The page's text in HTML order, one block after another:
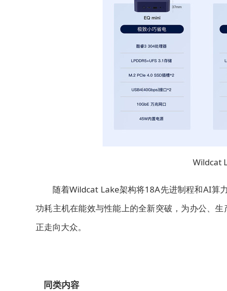
Wildcat
随着Wildcat Lake架构将18A先进制程和AI算
功耗主机在能效与性能上的全新突破，为办公、
正走向大众。
同类内容